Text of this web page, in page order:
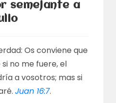
semejante a
Os conviene que
no me fuere, el
a vosotros; mas si
Juan 16:7.